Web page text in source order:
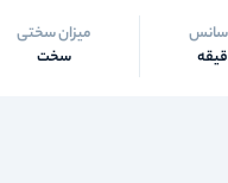
میزان سختی
سخت